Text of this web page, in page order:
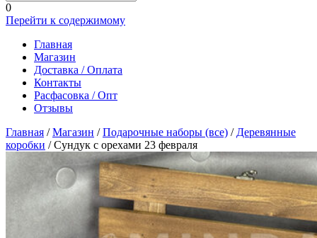
0
Перейти к содержимому
Главная
Магазин
Доставка / Оплата
Контакты
Расфасовка / Опт
Отзывы
Главная /Магазин /Подарочные наборы (все) / Деревянные
коробки /Сундук с орехами 23 февраля